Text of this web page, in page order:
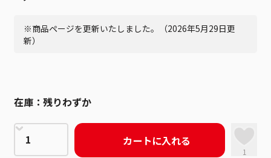
※商品ページを更新いたしました。（2026年5月29日更
新）
在庫： 残りわずか
カートに入れる
1